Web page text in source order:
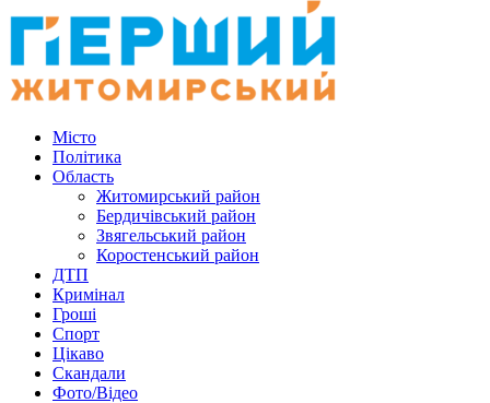
Місто
Політика
Область
Житомирський район
Бердичівський район
Звягельський район
Коростенський район
ДТП
Кримінал
Гроші
Спорт
Цікаво
Скандали
Фото/Відео